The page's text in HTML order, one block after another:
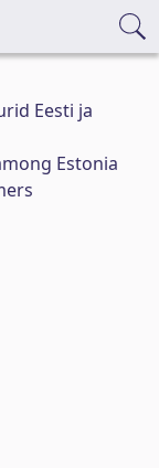
Eesti ja
Estonia